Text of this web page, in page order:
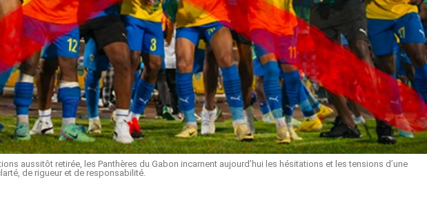
aussitôt retirée, les Panthères du Gabon incarnent aujourd’hui les hésitations et les tensions d’une
de rigueur et de responsabilité.